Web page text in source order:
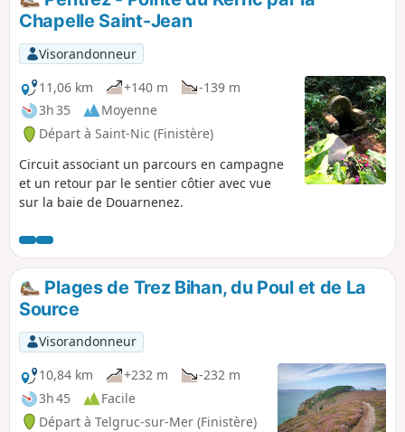
mégalithes apprécieront sans doute le petit dolmen de
Kerdreux et, surtout, l'alignement de menhirs de Ty ar
C'huré.
Chapelle Saint-Jean
Visorandonneur
11,06 km
+140 m
-139 m
3h 35
Moyenne
Départ à Saint-Nic (Finistère)
Circuit associant un parcours en campagne
et un retour par le sentier côtier avec vue
sur la baie de Douarnenez.
Plages de Trez Bihan, du Poul et de La
Source
Visorandonneur
10,84 km
+232 m
-232 m
3h 45
Facile
Départ à Telgruc-sur-Mer (Finistère)